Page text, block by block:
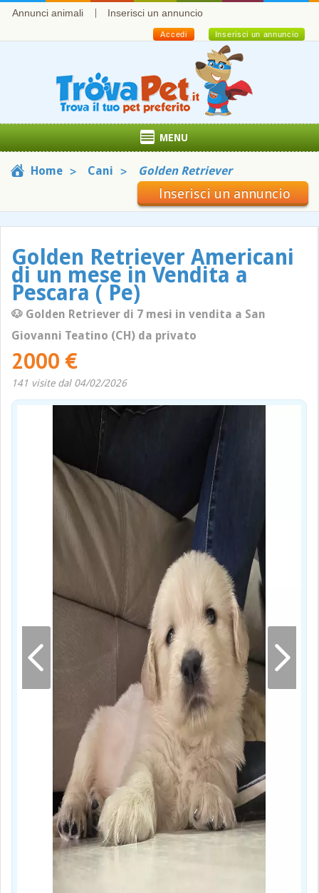
Annunci animali Inserisci un annuncio
Inserisci un annuncio
Accedi
MENU
Home Cani Golden Retriever
Inserisci un annuncio
Golden Retriever Americani
di un mese in Vendita a
Pescara ( Pe)
🐶 Golden Retriever di 7 mesi in vendita a San
Giovanni Teatino (CH) da privato
2000 €
141 visite dal 04/02/2026